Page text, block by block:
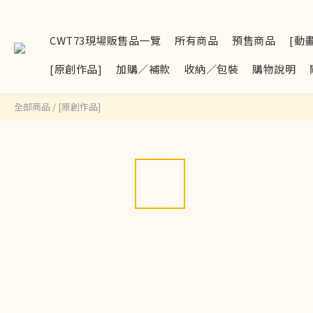
CWT73現場販售品一覽 所有商品 預售商品 [動
[原創作品]
加購／補款 收納／包裝 購物說明
全部商品 / [原創作品]